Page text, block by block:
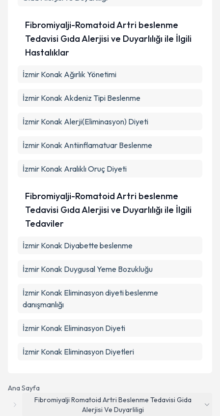
Ana Sayfa
Fibromiyalji Romatoid Artri Beslenme Tedavisi Gida
Alerjisi Ve Duyarliligi
Fibromiyalji-Romatoid Artri beslenme
Tedavisi Gıda Alerjisi ve Duyarlılığı ile İlgili
Hastalıklar
İzmir Konak Ağırlık Yönetimi
İzmir Konak Akdeniz Tipi Beslenme
İzmir Konak Alerji(Eliminasyon) Diyeti
İzmir Konak Antiinflamatuar Beslenme
İzmir Konak Aralıklı Oruç Diyeti
Fibromiyalji-Romatoid Artri beslenme
Tedavisi Gıda Alerjisi ve Duyarlılığı ile İlgili
Tedaviler
İzmir Konak Diyabette beslenme
İzmir Konak Duygusal Yeme Bozukluğu
İzmir Konak Eliminasyon diyeti beslenme
danışmanlığı
İzmir Konak Eliminasyon Diyeti
İzmir Konak Eliminasyon Diyetleri